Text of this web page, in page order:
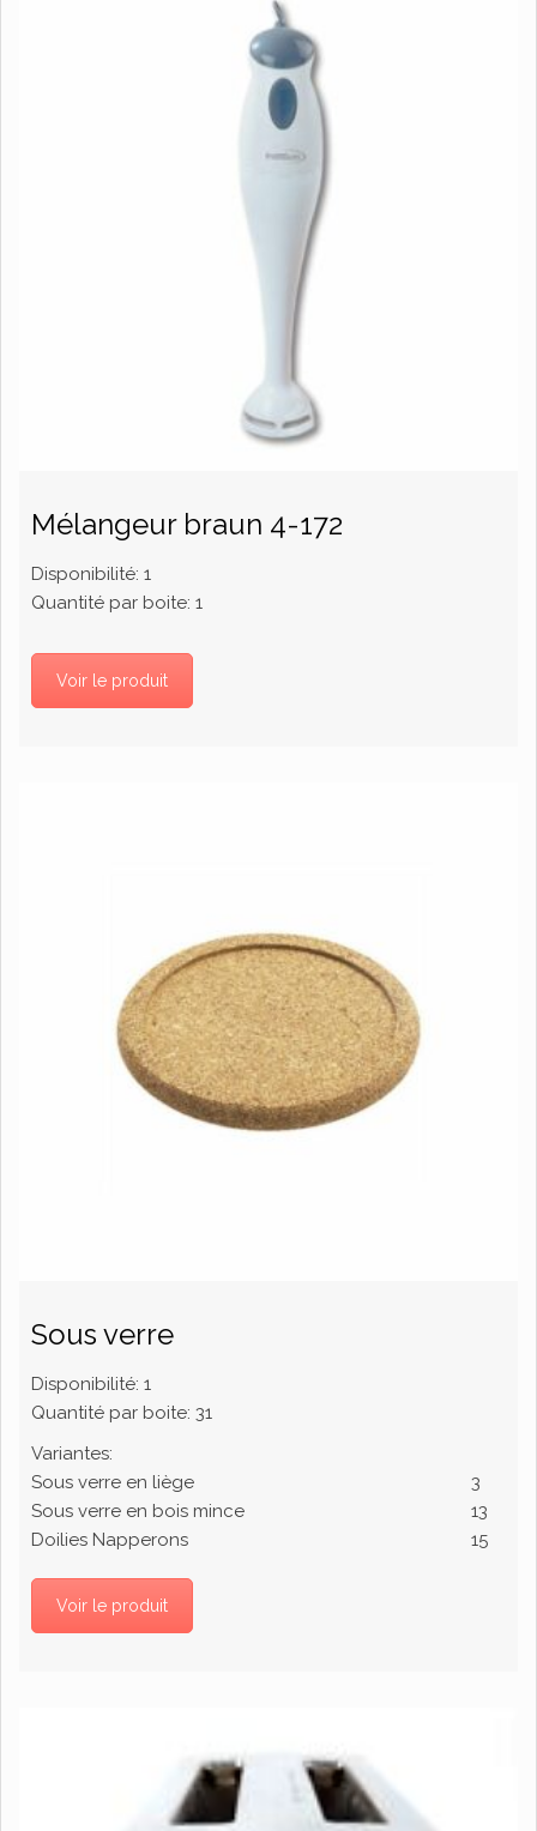
Mélangeur braun 4-172
Disponibilité: 1
Quantité par boite: 1
Voir le produit
Sous verre
Disponibilité: 1
Quantité par boite: 31
Variantes:
Sous verre en liège
3
Sous verre en bois mince
13
Doilies Napperons
15
Voir le produit